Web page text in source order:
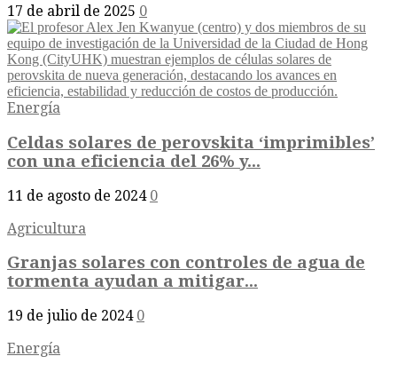
17 de abril de 2025 0
Energía
Celdas solares de perovskita ‘imprimibles’
con una eficiencia del 26% y...
11 de agosto de 2024 0
Agricultura
Granjas solares con controles de agua de
tormenta ayudan a mitigar...
19 de julio de 2024 0
Energía